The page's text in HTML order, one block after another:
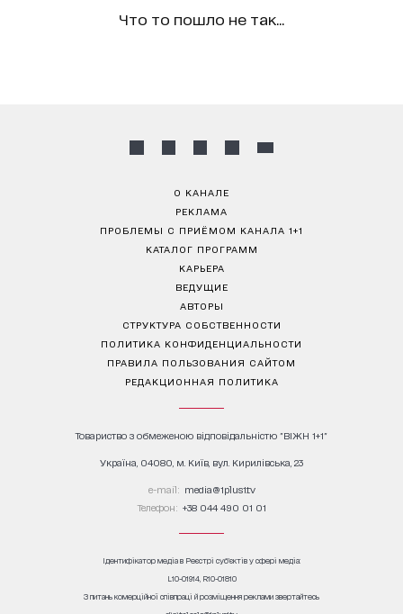
Что то пошло не так...
О КАНАЛЕ
РЕКЛАМА
ПРОБЛЕМЫ С ПРИЁМОМ КАНАЛА 1+1
КАТАЛОГ ПРОГРАММ
КАРЬЕРА
ВЕДУЩИЕ
АВТОРЫ
СТРУКТУРА СОБСТВЕННОСТИ
ПОЛИТИКА КОНФИДЕНЦИАЛЬНОСТИ
ПРАВИЛА ПОЛЬЗОВАНИЯ САЙТОМ
РЕДАКЦИОННАЯ ПОЛИТИКА
Товариство з обмеженою відповідальністю "ВІЖН 1+1"
Україна, 04080, м. Київ, вул. Кирилівська, 23
е-mail: media@1plus1.tv
Телефон: +38 044 490 01 01
Ідентифікатор медіа в Реєстрі суб’єктів у сфері медіа:
L10-01914, R10-01810
З питань комерційної співпраці й розміщення реклами звертайтесь